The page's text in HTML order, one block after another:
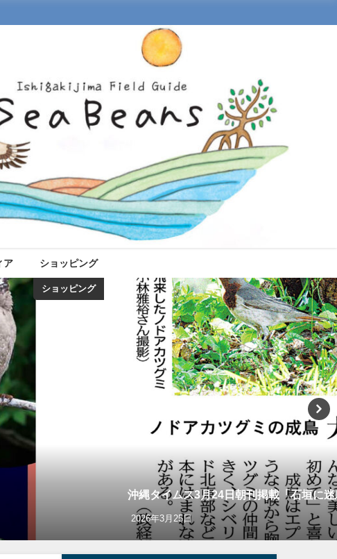
ア ショッピング
ショッピング
沖縄タイムス3月24日朝刊掲載「石垣
2026年3月25日